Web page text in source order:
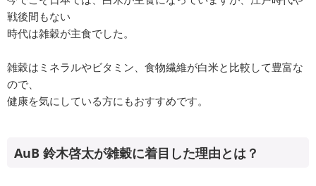
戦後間もない
時代は雑穀が主食でした。
雑穀はミネラルやビタミン、食物繊維が白米と比較して豊富な
ので、
健康を気にしている方にもおすすめです。
AuB 鈴木啓太が雑穀に着目した理由とは？